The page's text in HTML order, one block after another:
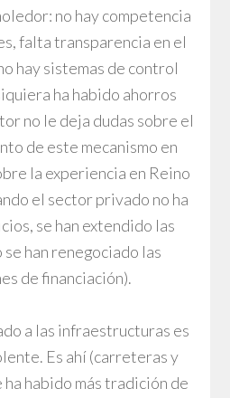
no hay competencia
falta transparencia en el
hay sistemas de control
ha habido ahorros
no le deja dudas sobre el
de este mecanismo en
la experiencia en Reino
el sector privado no ha
se han extendido las
se han renegociado las
de financiación).
a las infraestructuras es
Es ahí (carreteras y
habido más tradición de